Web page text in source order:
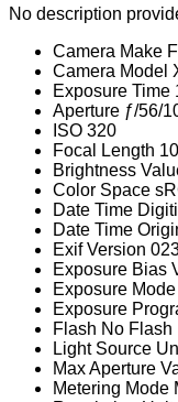
No description
Camera Make
Camera Model
Exposure Time
Aperture ƒ/56/
ISO 320
Focal Length
Brightness
Color Space
Date Time
Date Time
Exif Version
Exposure Bias
Exposure Mode
Exposure
Flash No Flash
Light Source
Max Aperture
Metering Mode